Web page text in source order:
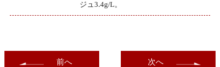
ジュ3.4g/L。
前へ 次へ